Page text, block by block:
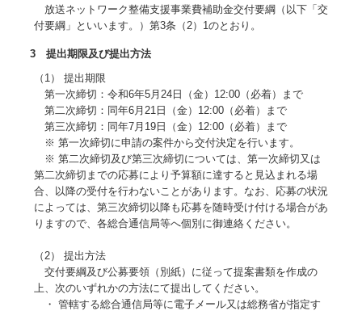
放送ネットワーク整備支援事業費補助金交付要綱（以下「交
付要綱」といいます。）第3条（2）1のとおり。
3 提出期限及び提出方法
（1）
提出期限
第一次締切：令和6年5月24日（金）12:00（必着）まで
第二次締切：同年6月21日（金）12:00（必着）まで
第三次締切：同年7月19日（金）12:00（必着）まで
※ 第一次締切に申請の案件から交付決定を行います。
※ 第二次締切及び第三次締切については、第一次締切又は
第二次締切までの応募により予算額に達すると見込まれる場
合、以降の受付を行わないことがあります。なお、応募の状況
によっては、第三次締切以降も応募を随時受け付ける場合があ
りますので、各総合通信局等へ個別に御連絡ください。
（2）
提出方法
交付要綱及び公募要領（別紙）に従って提案書類を作成の
上、次のいずれかの方法にて提出してください。
・ 管轄する総合通信局等に電子メール又は総務省が指定す